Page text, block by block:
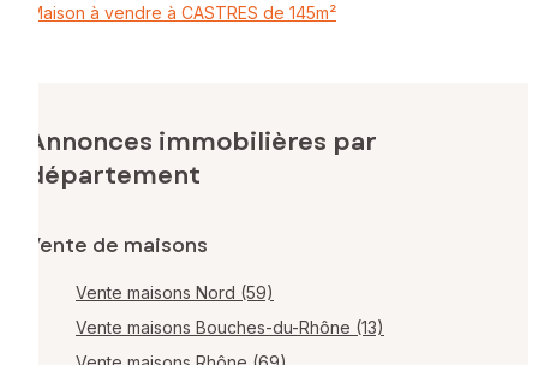
Maison à vendre à CASTRES de 145m²
Annonces immobilières par
département
Vente de maisons
Vente maisons Nord (59)
Vente maisons Bouches-du-Rhône (13)